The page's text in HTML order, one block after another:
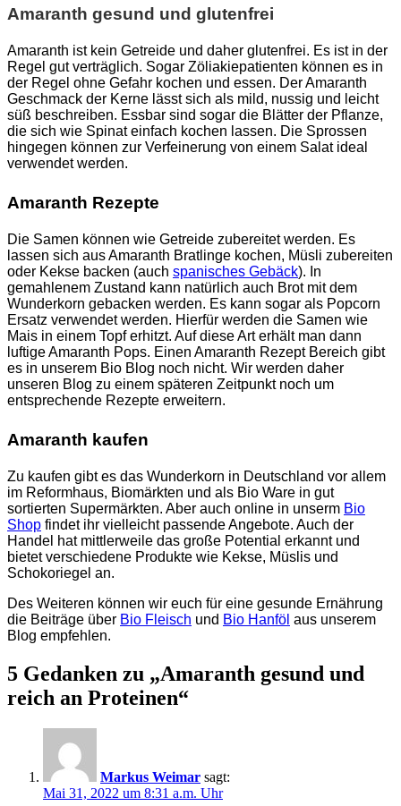
Amaranth gesund und glutenfrei
Amaranth ist kein Getreide und daher glutenfrei. Es ist in der
Regel gut verträglich. Sogar Zöliakiepatienten können es in
der Regel ohne Gefahr kochen und essen. Der Amaranth
Geschmack der Kerne lässt sich als mild, nussig und leicht
süß beschreiben. Essbar sind sogar die Blätter der Pflanze,
die sich wie Spinat einfach kochen lassen. Die Sprossen
hingegen können zur Verfeinerung von einem Salat ideal
verwendet werden.
Amaranth Rezepte
Die Samen können wie Getreide zubereitet werden. Es
lassen sich aus Amaranth Bratlinge kochen, Müsli zubereiten
oder Kekse backen (auch spanisches Gebäck). In
gemahlenem Zustand kann natürlich auch Brot mit dem
Wunderkorn gebacken werden. Es kann sogar als Popcorn
Ersatz verwendet werden. Hierfür werden die Samen wie
Mais in einem Topf erhitzt. Auf diese Art erhält man dann
luftige Amaranth Pops. Einen Amaranth Rezept Bereich gibt
es in unserem Bio Blog noch nicht. Wir werden daher
unseren Blog zu einem späteren Zeitpunkt noch um
entsprechende Rezepte erweitern.
Amaranth kaufen
Zu kaufen gibt es das Wunderkorn in Deutschland vor allem
im Reformhaus, Biomärkten und als Bio Ware in gut
sortierten Supermärkten. Aber auch online in unserm Bio
Shop findet ihr vielleicht passende Angebote. Auch der
Handel hat mittlerweile das große Potential erkannt und
bietet verschiedene Produkte wie Kekse, Müslis und
Schokoriegel an.
Des Weiteren können wir euch für eine gesunde Ernährung
die Beiträge über Bio Fleisch und Bio Hanföl aus unserem
Blog empfehlen.
5 Gedanken zu „Amaranth gesund und
reich an Proteinen“
Markus Weimar sagt:
Mai 31, 2022 um 8:31 a.m. Uhr